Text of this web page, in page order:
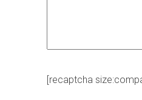
[recaptcha